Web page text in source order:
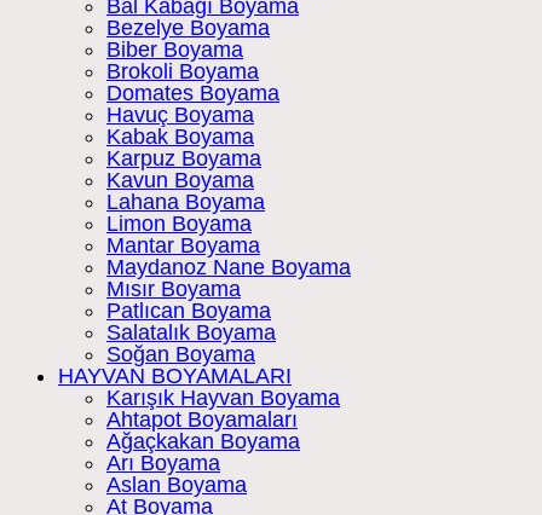
Bal Kabağı Boyama
Bezelye Boyama
Biber Boyama
Brokoli Boyama
Domates Boyama
Havuç Boyama
Kabak Boyama
Karpuz Boyama
Kavun Boyama
Lahana Boyama
Limon Boyama
Mantar Boyama
Maydanoz Nane Boyama
Mısır Boyama
Patlıcan Boyama
Salatalık Boyama
Soğan Boyama
HAYVAN BOYAMALARI
Karışık Hayvan Boyama
Ahtapot Boyamaları
Ağaçkakan Boyama
Arı Boyama
Aslan Boyama
At Boyama